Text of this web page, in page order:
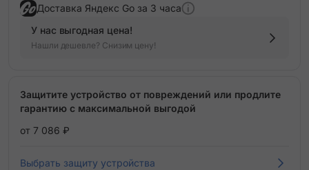
Доставка Яндекс Go за 3 часа
У нас выгодная цена!
Нашли дешевле? Снизим цену!
Защитите устройство от повреждений или продлите
гарантию с максимальной выгодой
от 7 086 ₽
Выбрать защиту устройства